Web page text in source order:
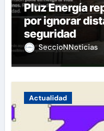
Pluz Energía
por ignorar
seguridad
SeccioNNoticias
Actualidad